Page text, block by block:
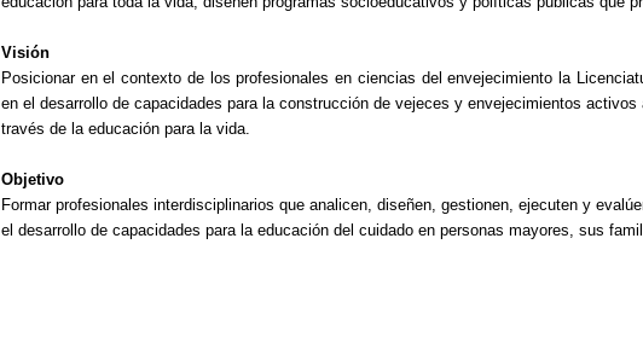
Visión
Posicionar en el contexto de los profesionales en ciencias del envejecimiento la
en el desarrollo de capacidades para la construcción de vejeces y envejecimientos activos
través de la educación para la vida.
Objetivo
Formar profesionales interdisciplinarios que analicen, diseñen, gestionen, ejecuten y
el desarrollo de capacidades para la educación del cuidado en personas mayores, sus